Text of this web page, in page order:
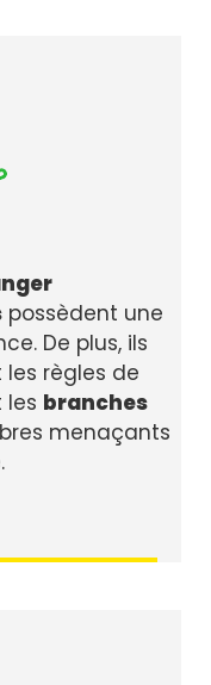
possèdent une
De plus, ils
règles de
les branches
menaçants